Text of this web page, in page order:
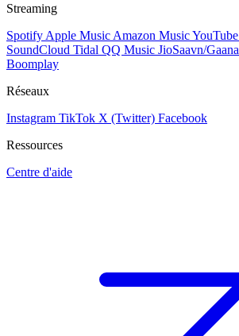
Streaming
Spotify Apple Music Amazon MusicYouTube
SoundCloud Tidal QQ Music JioSaavn/Gaana
Boomplay
Réseaux
Instagram TikTok X (Twitter) Facebook
Ressources
Centre d'aide